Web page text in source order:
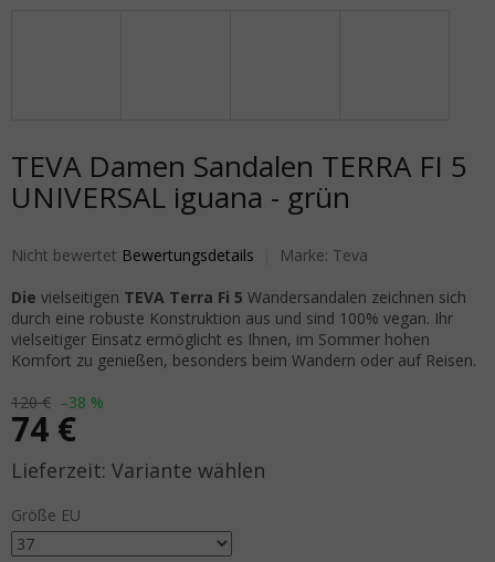
TEVA Damen Sandalen TERRA FI 5
UNIVERSAL iguana - grün
Die durchschnittliche Produktbewertung ist 0,0 von 5 Sternen.
Nicht bewertet Bewertungsdetails Marke: Teva
120 € –38 %
74 €
Verkaufspreis: Variante wählen
Größe EU
Die vielseitigen TEVA Terra Fi 5 Wandersandalen zeichnen sich
durch eine robuste Konstruktion aus und sind 100% vegan. Ihr
vielseitiger Einsatz ermöglicht es Ihnen, im Sommer hohen
Komfort zu genießen, besonders beim Wandern oder auf Reisen.